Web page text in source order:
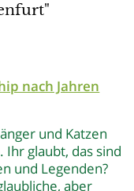
nach Jahren
und Katzen
Ihr glaubt, das sind
und Legenden?
aber